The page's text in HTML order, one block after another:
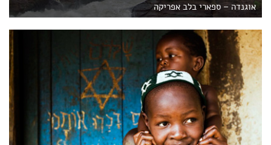
אוגנדה – ספארי בלב אפריקה